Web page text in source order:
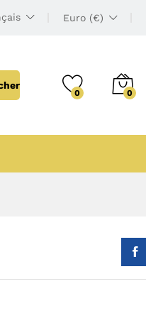
Euro (€)
0 0